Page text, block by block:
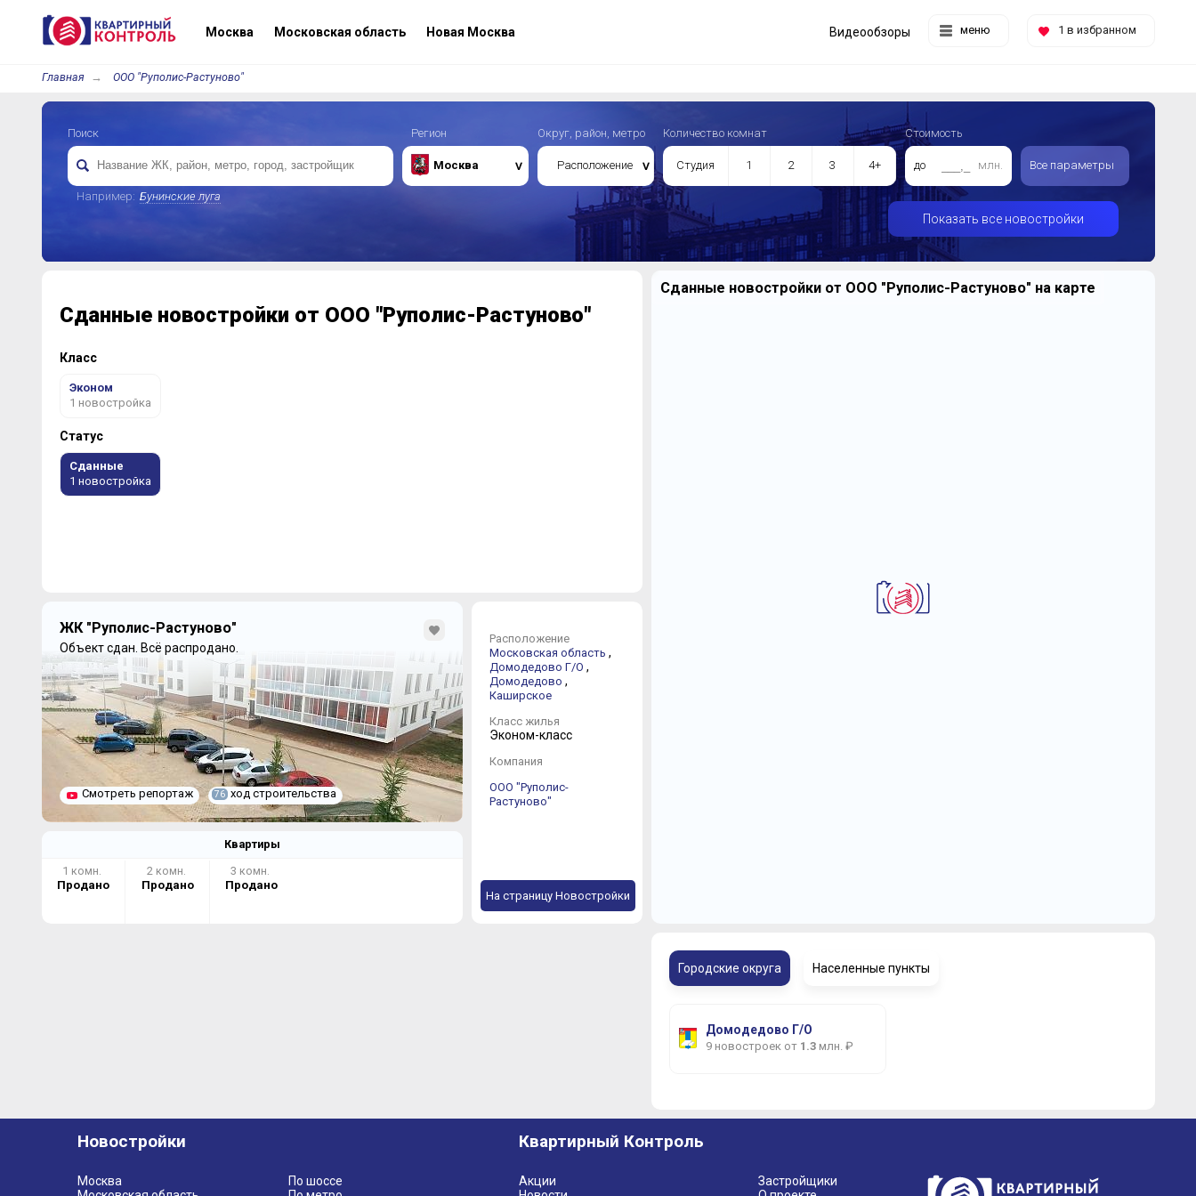
Москва Московская область Новая Москва меню 1 в избранном
Видеообзоры
Главная ООО "Руполис-Растуново"
Поиск
Например: Бунинские луга
Регион
Москва
Округ, район, метро
Расположение
Количество комнат
Студия 1 2 3 4+
Стоимость
до млн. Все параметры
Показать все новостройки
Сданные новостройки от ООО "Руполис-Растуново"
Класс
Эконом
1 новостройка
Статус
Сданные
1 новостройка
ЖК "Руполис-Растуново"
Объект сдан. Всё распродано.
Смотреть репортаж 76 ход строительства
Квартиры
1 комн.
Продано
2 комн.
Продано
3 комн.
Продано
Расположение
Московская область ,
Домодедово Г/О ,
Домодедово ,
Каширское
Класс жилья
Эконом-класс
Компания
ООО "Руполис-
Растуново"
На страницу Новостройки
Сданные новостройки от ООО "Руполис-Растуново" на карте
Городские округа Населенные пункты
Домодедово Г/О
9 новостроек от 1.3млн. ₽
Новостройки
Москва
По шоссе
Квартирный Контроль
Акции
Застройщики